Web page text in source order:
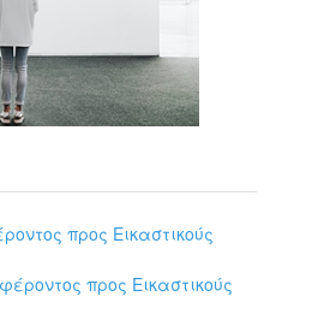
προς Εικαστικούς